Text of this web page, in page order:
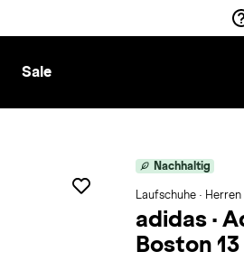
Sale
Nachhaltig
Laufschuhe · Herren
adidas ·
Boston